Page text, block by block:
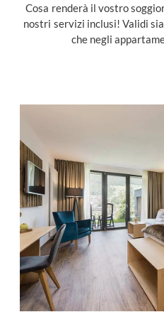
Cosa renderà il vostro
nostri servizi inclusi! Validi
che negli